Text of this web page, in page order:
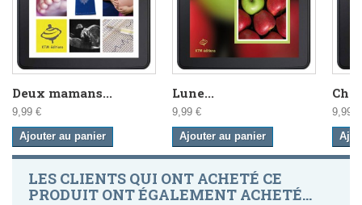
Deux mamans...
9,99 €
Ajouter au panier
Lune...
9,99 €
Ajouter au panier
9,99 €
LES CLIENTS QUI ONT ACHETÉ CE
PRODUIT ONT ÉGALEMENT ACHETÉ...